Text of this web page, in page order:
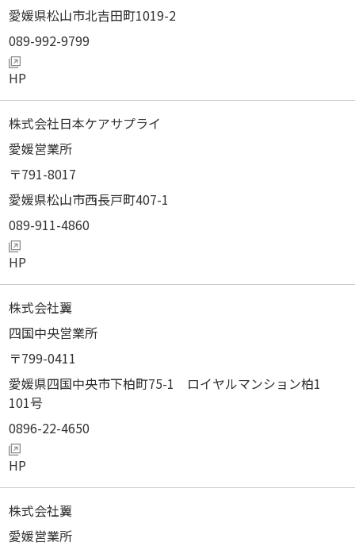
愛媛県松山市北吉田町1019-2
089-992-9799
株式会社日本ケアサプライ
愛媛営業所
791-8017
愛媛県松山市西長戸町407-1
089-911-4860
株式会社翼
四国中央営業所
799-0411
愛媛県四国中央市下柏町75-1 ロイヤルマンション柏1
101号
0896-22-4650
株式会社翼
愛媛営業所